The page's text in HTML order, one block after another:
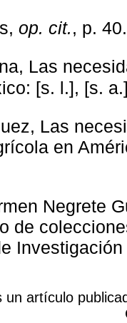
op. cit., p. 40.
Las
[s. l.], [s.
Las
en
Negrete
de
un artículo